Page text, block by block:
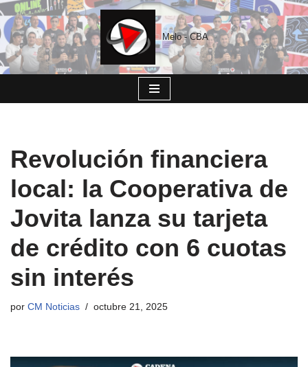
Saltar
al
contenido
Melo - CBA
Revolución financiera
local: la Cooperativa de
Jovita lanza su tarjeta
de crédito con 6 cuotas
sin interés
por CM Noticias octubre 21, 2025